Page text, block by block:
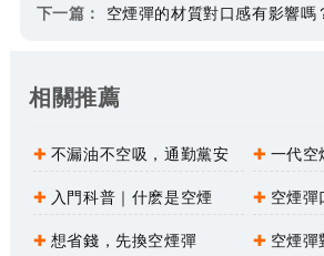
下一篇： 空煙彈的材質對口感有影響嗎
相關推薦
不漏油不空吸，通勤黨安
心款空煙彈
一代空
一桿通用
入門科普｜什麽是空煙
彈？新手從零讀懂空煙彈全貌
空煙彈
大口順滑
想省錢，先換空煙彈 空煙彈